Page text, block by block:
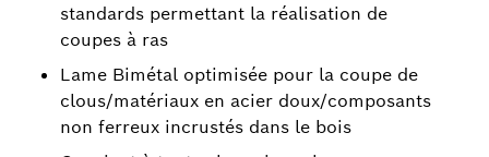
standards permettant la réalisation de
coupes à ras
Lame Bimétal optimisée pour la coupe de
clous/matériaux en acier doux/composants
non ferreux incrustés dans le bois